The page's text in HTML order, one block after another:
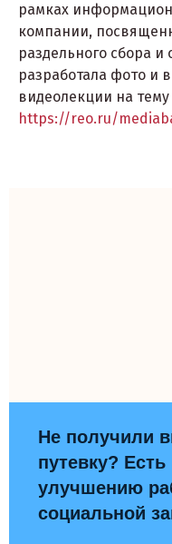
рамках
компании,
раздельного сбора и
разработала фото и
видеолекции на
https://reo.ru/
Не получили
путевку?
улучшению
социальной